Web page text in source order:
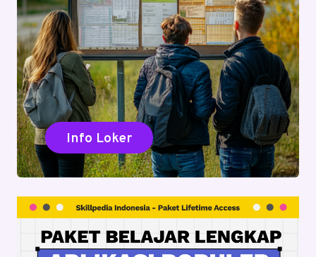
Info Loker